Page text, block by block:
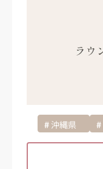
沖縄県